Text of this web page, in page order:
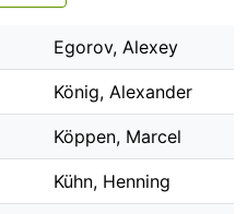
Egorov, Alexey
König, Alexander
Köppen, Marcel
Kühn, Henning